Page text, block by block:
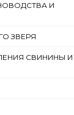
И
ЗВЕРЯ
СВИНИНЫ